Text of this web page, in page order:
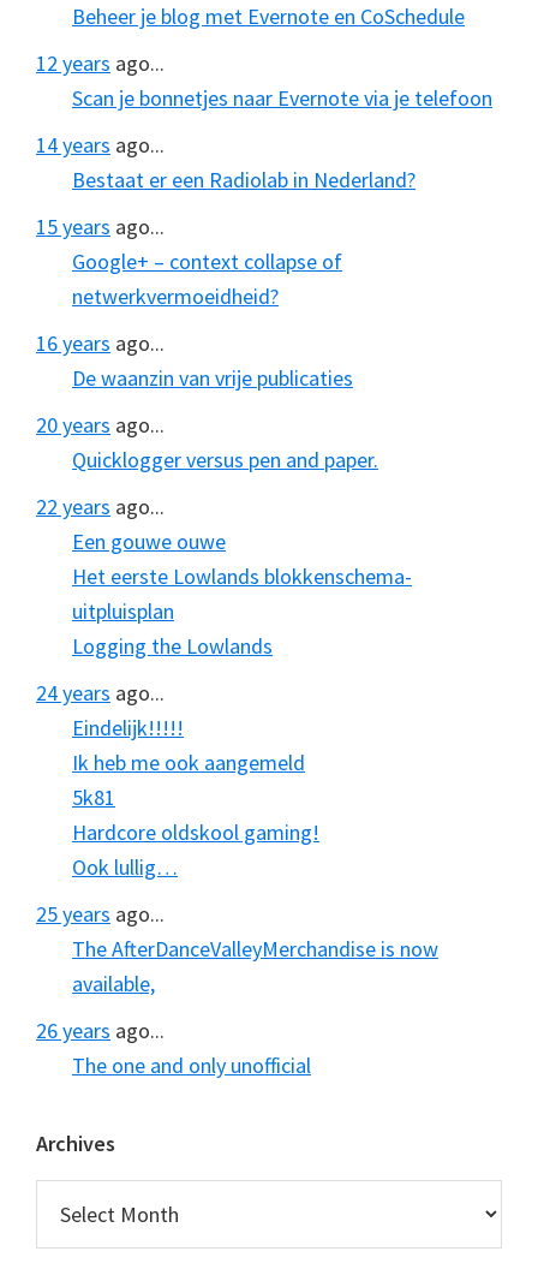
Beheer je blog met Evernote en CoSchedule
12 years ago...
Scan je bonnetjes naar Evernote via je telefoon
14 years ago...
Bestaat er een Radiolab in Nederland?
15 years ago...
Google+ – context collapse of
netwerkvermoeidheid?
16 years ago...
De waanzin van vrije publicaties
20 years ago...
Quicklogger versus pen and paper.
22 years ago...
Een gouwe ouwe
Het eerste Lowlands blokkenschema-
uitpluisplan
Logging the Lowlands
24 years ago...
Eindelijk!!!!!
Ik heb me ook aangemeld
5k81
Hardcore oldskool gaming!
Ook lullig…
25 years ago...
The AfterDanceValleyMerchandise is now
available,
26 years ago...
The one and only unofficial
Archives